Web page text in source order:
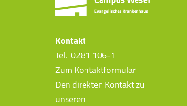
Kontakt
Tel.: 0281 106-1
Zum Kontaktformular
Den direkten Kontakt zu
unseren